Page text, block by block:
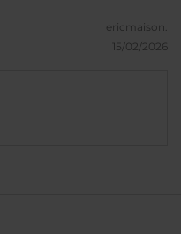
ericmaison.
15/02/2026